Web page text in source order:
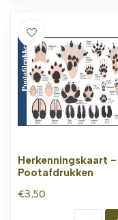
Herkenningskaart -
Pootafdrukken
€3,50